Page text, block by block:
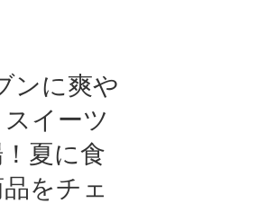
ンに爽や
イーツ
夏に食
をチェ